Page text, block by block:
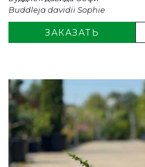
Buddleja davidii Sophie
ЗАКАЗАТЬ